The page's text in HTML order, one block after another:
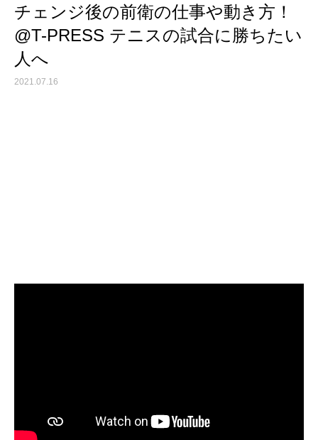
チェンジ後の前衛の仕事や動き方！
@T-PRESS テニスの試合に勝ちたい
人へ
2021.07.16